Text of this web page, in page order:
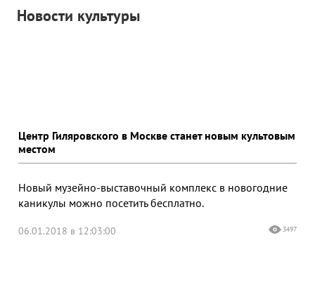
Новости культуры
Центр Гиляровского в Москве станет новым культовым
местом
Новый музейно-выставочный комплекс в новогодние
каникулы можно посетить бесплатно.
06.01.2018 в 12:03:00 3497